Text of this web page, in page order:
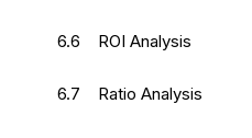
6.6 ROI Analysis
6.7 Ratio Analysis